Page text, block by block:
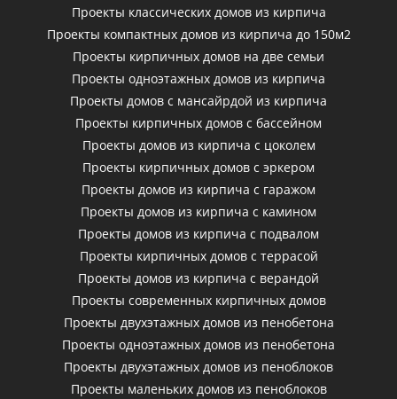
Проекты классических домов из кирпича
Проекты компактных домов из кирпича до 150м2
Проекты кирпичных домов на две семьи
Проекты одноэтажных домов из кирпича
Проекты домов с мансайрдой из кирпича
Проекты кирпичных домов с бассейном
Проекты домов из кирпича с цоколем
Проекты кирпичных домов с эркером
Проекты домов из кирпича с гаражом
Проекты домов из кирпича с камином
Проекты домов из кирпича с подвалом
Проекты кирпичных домов с террасой
Проекты домов из кирпича с верандой
Проекты современных кирпичных домов
Проекты двухэтажных домов из пенобетона
Проекты одноэтажных домов из пенобетона
Проекты двухэтажных домов из пеноблоков
Проекты маленьких домов из пеноблоков